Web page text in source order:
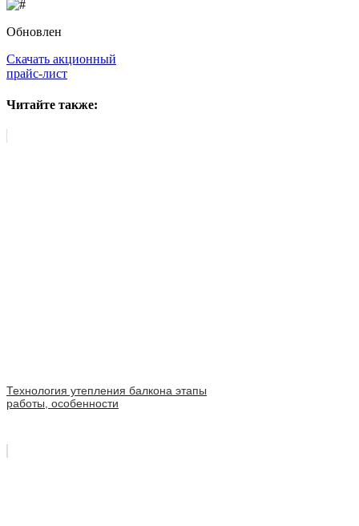
Обновлен
Скачать акционный
прайс-лист
Читайте также:
Технология утепления балкона этапы
работы, особенности